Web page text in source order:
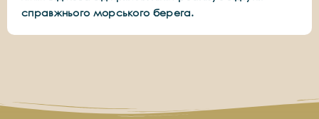
справжнього морського берега.